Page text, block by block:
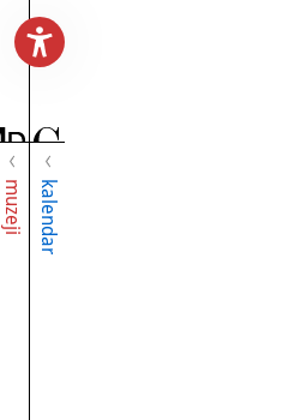
muzeji kalendar